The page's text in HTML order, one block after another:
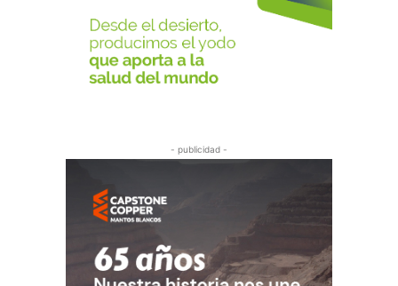
- publicidad -